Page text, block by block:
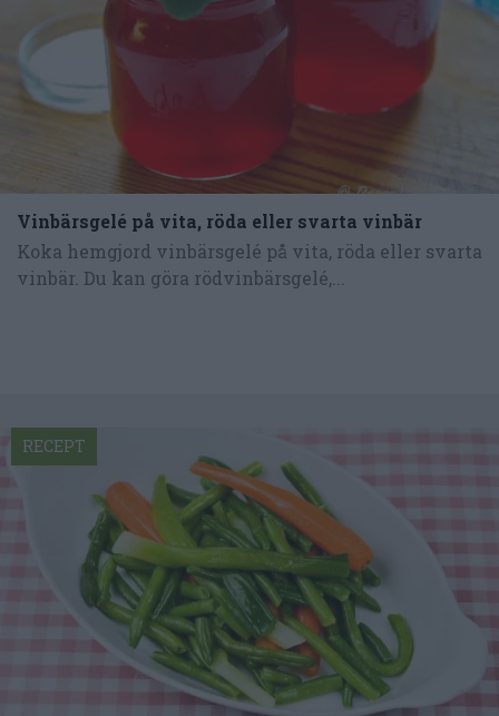
Vinbärsgelé på vita, röda eller svarta vinbär
Koka hemgjord vinbärsgelé på vita, röda eller svarta
vinbär. Du kan göra rödvinbärsgelé,...
RECEPT